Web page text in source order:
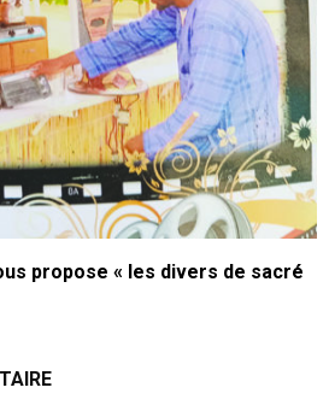
propose « les divers de sacré